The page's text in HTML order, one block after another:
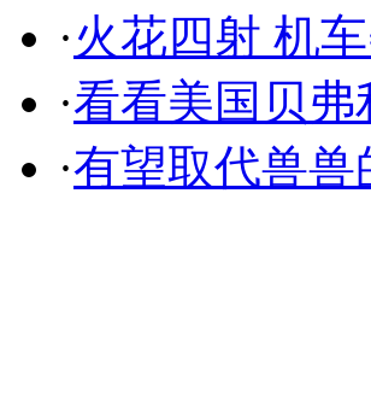
·火花四射 机
·看看美国贝
·有望取代兽